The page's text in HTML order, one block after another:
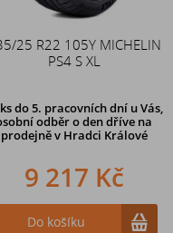
25 R22 105Y MICHELIN
PS4 S XL
do 5. pracovních dní u Vás,
odběr o den dříve na
prodejněv Hradci Králové
9 217 Kč
Do košíku